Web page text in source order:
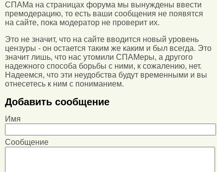
СПАМа на страницах форума мы вынуждены ввести
премодерацию, то есть ваши сообщения не появятся
на сайте, пока модератор не проверит их.
Это не значит, что на сайте вводится новый уровень
цензуры - он остается таким же каким и был всегда. Это
значит лишь, что нас утомили СПАМеры, а другого
надежного способа борьбы с ними, к сожалению, нет.
Надеемся, что эти неудобства будут временными и вы
отнесетесь к ним с пониманием.
Добавить сообщение
Имя
Сообщение